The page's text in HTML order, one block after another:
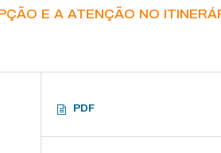
e a atenção no
PDF